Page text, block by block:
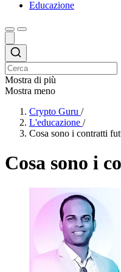
Educazione
Mostra di più
Mostra meno
Crypto Guru /
L'educazione /
Cosa sono i contratti
Cosa sono i